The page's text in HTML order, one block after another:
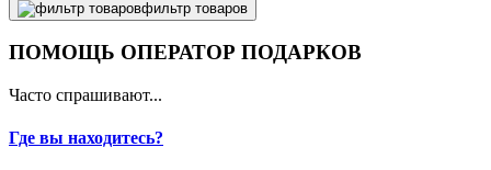
фильтр товаров
ПОМОЩЬ ОПЕРАТОР ПОДАРКОВ
Часто спрашивают...
Где вы находитесь?